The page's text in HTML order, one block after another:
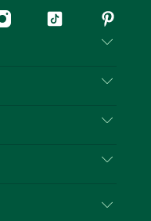
인
틱
핀
터
스